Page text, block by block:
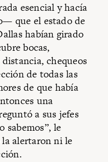
esencial y hacía
que el estado de
habían girado
bocas,
chequeos
de todas las
de que había
una
a sus jefes
sabemos”, le
alertaron ni le